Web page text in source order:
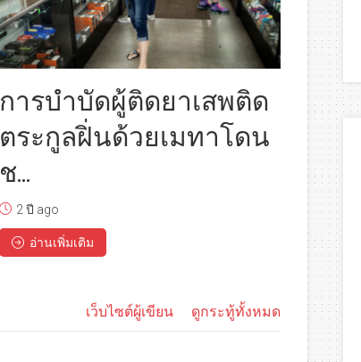
การบำบัดผู้ติดยาเสพติด
ตระกูลฝิ่นด้วยเมทาโดน
ช...
2 ปี ago
อ่านเพิ่มเติม
ดูกระทู้ทั้งหมด
เว็บไซต์ผู้เขียน